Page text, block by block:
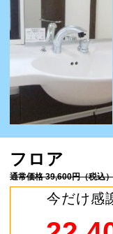
フロア
通常価格 39,600円（税込
今だけ感